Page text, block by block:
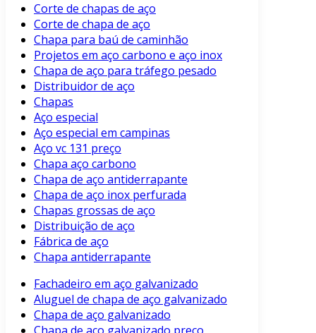
Corte de chapas de aço
Corte de chapa de aço
Chapa para baú de caminhão
Projetos em aço carbono e aço inox
Chapa de aço para tráfego pesado
Distribuidor de aço
Chapas
Aço especial
Aço especial em campinas
Aço vc 131 preço
Chapa aço carbono
Chapa de aço antiderrapante
Chapa de aço inox perfurada
Chapas grossas de aço
Distribuição de aço
Fábrica de aço
Chapa antiderrapante
Fachadeiro em aço galvanizado
Aluguel de chapa de aço galvanizado
Chapa de aço galvanizado